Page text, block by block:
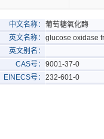
中文名称： 葡萄糖氧化酶
英文名称： glucose oxidase
英文别名：
CAS号： 9001-37-0
EINECS号： 232-601-0